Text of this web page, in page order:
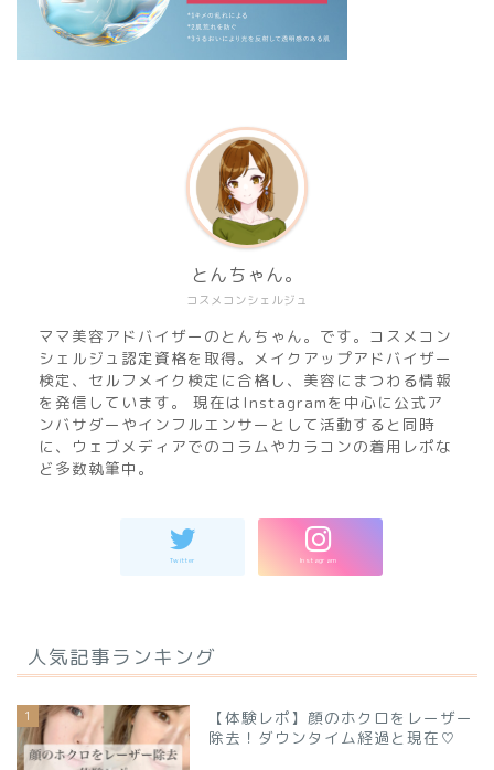
コスメコンシェルジュ
とんちゃん。
ママ美容アドバイザーのとんちゃん。です。コスメコン
シェルジュ認定資格を取得。メイクアップアドバイザー
検定、セルフメイク検定に合格し、美容にまつわる情報
を発信しています。 現在はInstagramを中心に公式ア
ンバサダーやインフルエンサーとして活動すると同時
に、ウェブメディアでのコラムやカラコンの着用レポな
ど多数執筆中。
人気記事ランキング
1
【体験レポ】顔のホクロをレーザー
除去！ダウンタイム経過と現在♡